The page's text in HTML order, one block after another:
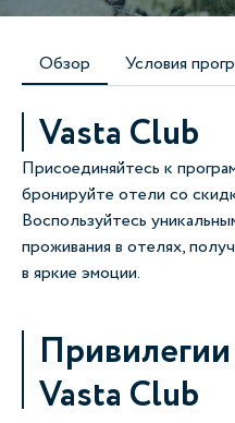
Обзор Условия
Vasta Club
Присоединяйтесь к
бронируйте отели со
Воспользуйтесь
проживания в отелях,
в яркие эмоции.
Vasta Club